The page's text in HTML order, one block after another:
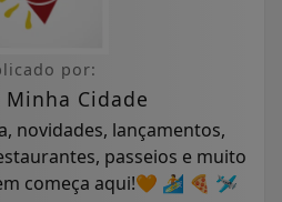
por:
Cidade
novidades, lançamentos,
passeios e muito
começa aqui!🧡 🏄 🍕 🛩